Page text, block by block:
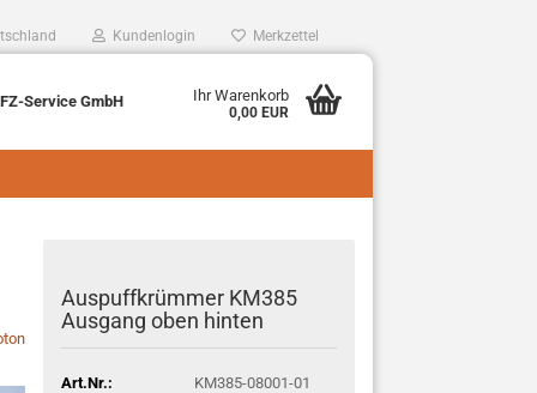
Kundenlogin Merkzettel
Service GmbH Ihr Warenkorb
0,00 EUR
Auspuffkrümmer KM385
Ausgang oben hinten
Art.Nr.:
KM385-08001-01